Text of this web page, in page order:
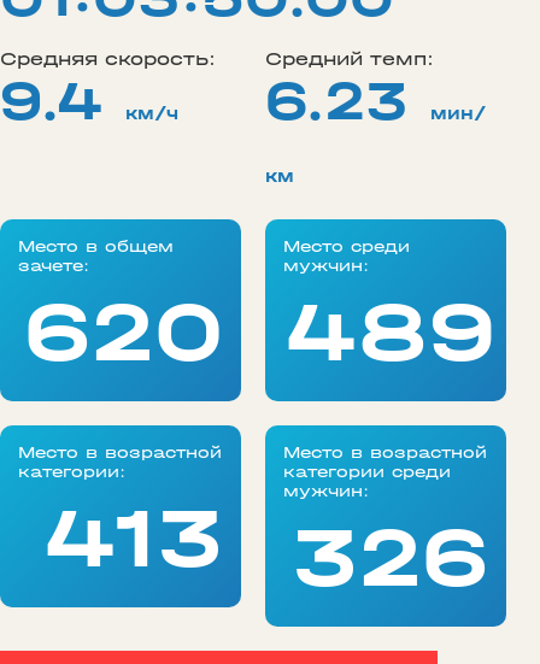
Средняя скорость:
9.4 км/ч
Средний темп:
6.23 мин/
км
Место в общем
зачете:
620
Место среди
мужчин:
489
Место в возрастной
категории:
413
Место в возрастной
категории среди
мужчин:
326